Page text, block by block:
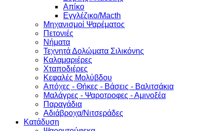
Απίκο
Εγγλέζικο/Macth
Μηχανισμοί Ψαρέματος
Πετονιές
Νήματα
Τεχνητά Δολώματα Σιλικόνης
Καλαμαριέρες
Χταποδιέρες
Κεφαλές Μολύβδου
Απόχες - Θήκες - Βάσεις - Βαλιτσάκια
Μαλάγρες - Ψαροτροφες - Αμινοξέα
Παραγάδια
Αδιάβροχα/Νιτσεράδες
Κατάδυση